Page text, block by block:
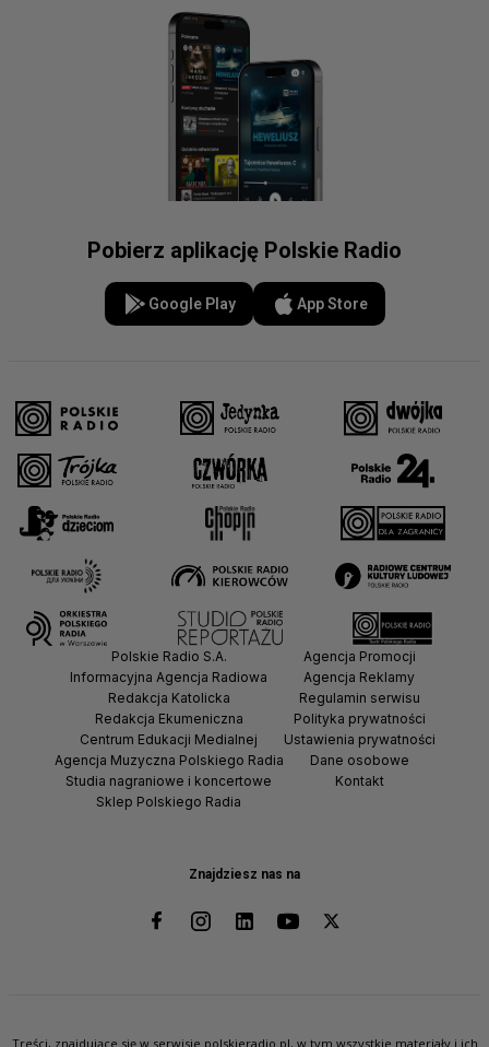
Pobierz aplikację Polskie Radio
Google Play App Store
Znajdziesz nas na
Polskie Radio S.A.
Informacyjna Agencja Radiowa
Redakcja Katolicka
Redakcja Ekumeniczna
Centrum Edukacji Medialnej
Agencja Muzyczna Polskiego Radia
Studia nagraniowe i koncertowe
Sklep Polskiego Radia
Agencja Promocji
Agencja Reklamy
Regulamin serwisu
Polityka prywatności
Ustawienia prywatności
Dane osobowe
Kontakt
Treści, znajdujące się w serwisie polskieradio.pl, w tym wszystkie materiały i ich